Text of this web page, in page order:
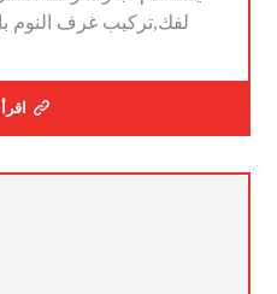
لفك,تركيب غرف النوم